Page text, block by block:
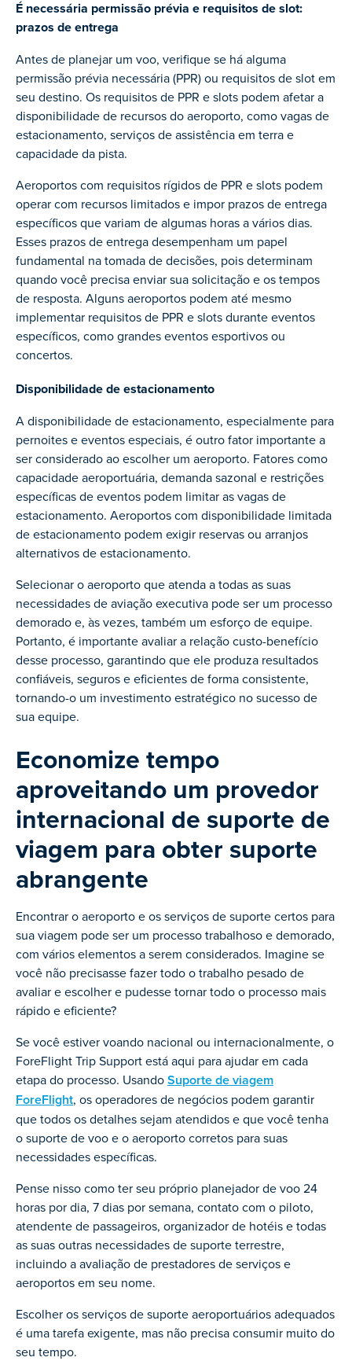
É necessária permissão prévia e requisitos de slot:
prazos de entrega
Antes de planejar um voo, verifique se há alguma
permissão prévia necessária (PPR) ou requisitos de slot em
seu destino. Os requisitos de PPR e slots podem afetar a
disponibilidade de recursos do aeroporto, como vagas de
estacionamento, serviços de assistência em terra e
capacidade da pista.
Aeroportos com requisitos rígidos de PPR e slots podem
operar com recursos limitados e impor prazos de entrega
específicos que variam de algumas horas a vários dias.
Esses prazos de entrega desempenham um papel
fundamental na tomada de decisões, pois determinam
quando você precisa enviar sua solicitação e os tempos
de resposta. Alguns aeroportos podem até mesmo
implementar requisitos de PPR e slots durante eventos
específicos, como grandes eventos esportivos ou
concertos.
Disponibilidade de estacionamento
A disponibilidade de estacionamento, especialmente para
pernoites e eventos especiais, é outro fator importante a
ser considerado ao escolher um aeroporto. Fatores como
capacidade aeroportuária, demanda sazonal e restrições
específicas de eventos podem limitar as vagas de
estacionamento. Aeroportos com disponibilidade limitada
de estacionamento podem exigir reservas ou arranjos
alternativos de estacionamento.
Selecionar o aeroporto que atenda a todas as suas
necessidades de aviação executiva pode ser um processo
demorado e, às vezes, também um esforço de equipe.
Portanto, é importante avaliar a relação custo-benefício
desse processo, garantindo que ele produza resultados
confiáveis, seguros e eficientes de forma consistente,
tornando-o um investimento estratégico no sucesso de
sua equipe.
Economize tempo
aproveitando um provedor
internacional de suporte de
viagem para obter suporte
abrangente
Encontrar o aeroporto e os serviços de suporte certos para
sua viagem pode ser um processo trabalhoso e demorado,
com vários elementos a serem considerados. Imagine se
você não precisasse fazer todo o trabalho pesado de
avaliar e escolher e pudesse tornar todo o processo mais
rápido e eficiente?
Se você estiver voando nacional ou internacionalmente, o
ForeFlight Trip Support está aqui para ajudar em cada
etapa do processo. UsandoSuporte de viagem
ForeFlight, os operadores de negócios podem garantir
que todos os detalhes sejam atendidos e que você tenha
o suporte de voo e o aeroporto corretos para suas
necessidades específicas.
Pense nisso como ter seu próprio planejador de voo 24
horas por dia, 7 dias por semana, contato com o piloto,
atendente de passageiros, organizador de hotéis e todas
as suas outras necessidades de suporte terrestre,
incluindo a avaliação de prestadores de serviços e
aeroportos em seu nome.
Escolher os serviços de suporte aeroportuários adequados
é uma tarefa exigente, mas não precisa consumir muito do
seu tempo.